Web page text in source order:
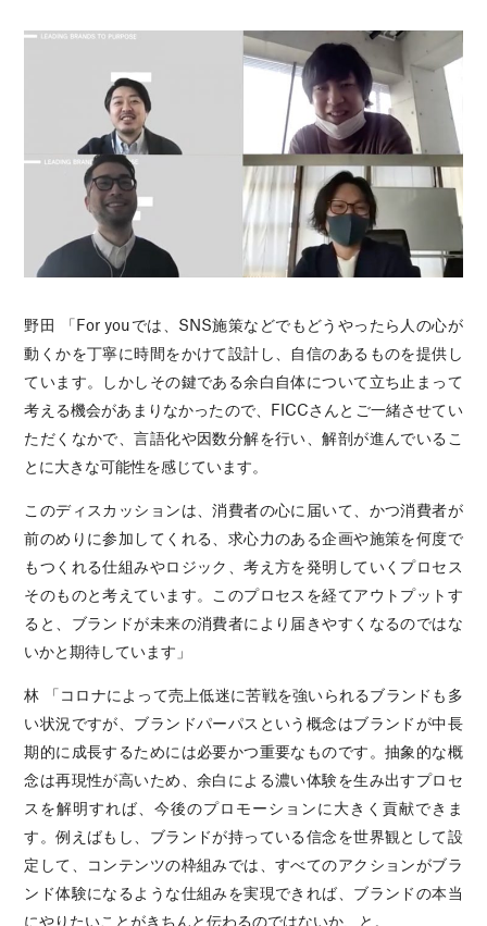
野田 「For youでは、SNS施策などでもどうやったら人の心が
動くかを丁寧に時間をかけて設計し、自信のあるものを提供し
ています。しかしその鍵である余白自体について立ち止まって
考える機会があまりなかったので、FICCさんとご一緒させてい
ただくなかで、言語化や因数分解を行い、解剖が進んでいるこ
とに大きな可能性を感じています。
このディスカッションは、消費者の心に届いて、かつ消費者が
前のめりに参加してくれる、求心力のある企画や施策を何度で
もつくれる仕組みやロジック、考え方を発明していくプロセス
そのものと考えています。このプロセスを経てアウトプットす
ると、ブランドが未来の消費者により届きやすくなるのではな
いかと期待しています」
林 「コロナによって売上低迷に苦戦を強いられるブランドも多
い状況ですが、ブランドパーパスという概念はブランドが中長
期的に成長するためには必要かつ重要なものです。抽象的な概
念は再現性が高いため、余白による濃い体験を生み出すプロセ
スを解明すれば、今後のプロモーションに大きく貢献できま
す。例えばもし、ブランドが持っている信念を世界観として設
定して、コンテンツの枠組みでは、すべてのアクションがブラ
ンド体験になるような仕組みを実現できれば、ブランドの本当
にやりたいことがきちんと伝わるのではないか、と。